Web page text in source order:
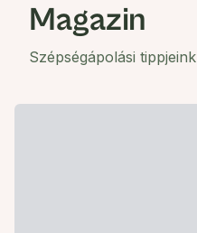
Magazin
Szépségápolási tippjeink